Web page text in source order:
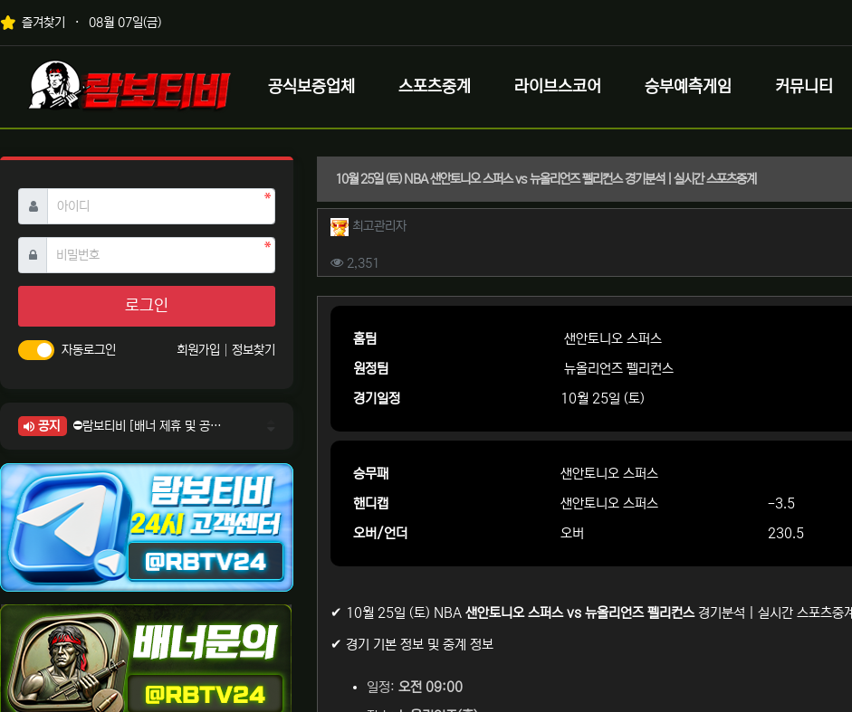
상단 네비
즐겨찾기 08월 07일(금)
메인 메뉴
로고
공식보증업체 스포츠중계 라이브스코어 승부예측게임 커뮤니티
10월 25일 (토) NBA 샌안토니오 스퍼스 vs 뉴올리언즈 펠리컨스 경기분석 | 실시간 스포츠중계
작성자 정보
최고관리자작성
컨텐츠 정보
2,351
본문
홈팀
샌안토니오 스퍼스
원정팀
뉴올리언즈 펠리컨스
경기일정
10월 25일 (토)
승무패 샌안토니오 스퍼스
핸디캡
샌안토니오 스퍼스 -3.5
오버/언더
오버 230.5
✔ 10월 25일 (토) NBA 샌안토니오 스퍼스 vs 뉴올리언즈 펠리컨스경기분석 | 실시간 스포츠중계
✔ 경기 기본 정보 및 중계 정보
일정: 오전 09:00
아이디 필수
비밀번호필수
로그인
자동로그인 회원가입 정보찾기
공지
⛔람보티비 [배너 제휴 및 공식 입점 문의 안내]
⛔람보티비 [정회원 등급UP! 안내사항]
⛔람보티비 [채팅방 이용시 주의사항]
⛔람보티비 [공식보증업체 안내]